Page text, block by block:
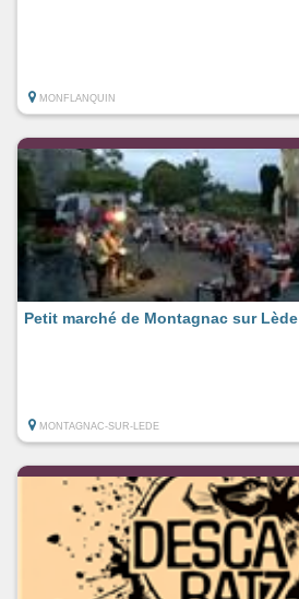
MONFLANQUIN
Petit marché de Montagnac sur Lède
MONTAGNAC-SUR-LEDE